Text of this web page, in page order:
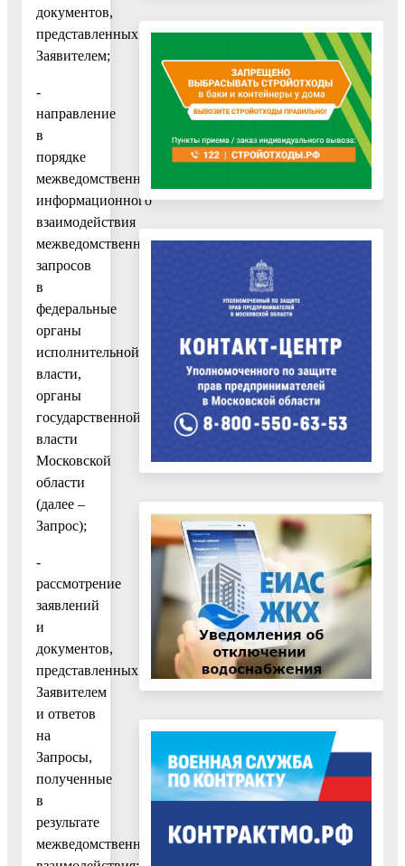
документов,
представленных
Заявителем;
-
направление
в
порядке
межведомственного
информационного
взаимодействия
межведомственных
запросов
в
федеральные
органы
исполнительной
власти,
органы
государственной
власти
Московской
области
(далее –
Запрос);
-
рассмотрение
заявлений
и
документов,
представленных
Заявителем
и ответов
на
Запросы,
полученные
в
результате
межведомственного